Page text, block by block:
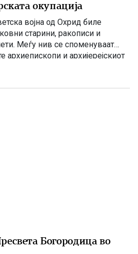
окупација
војна од Охрид биле
старини, ракописи и
Меѓу нив се споменуваат
архиепископи и архијерејскиот
мировен договор од 1913
дел потпаднал под власта на
Богородица во